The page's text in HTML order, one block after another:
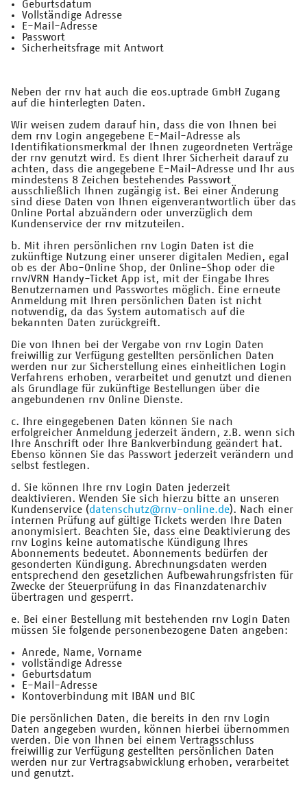
Geburtsdatum
Vollständige Adresse
E-Mail-Adresse
Passwort
Sicherheitsfrage mit Antwort
Neben der rnv hat auch die eos.uptrade GmbH Zugang
auf die hinterlegten Daten.
Wir weisen zudem darauf hin, dass die von Ihnen bei
dem rnv Login angegebene E-Mail-Adresse als
Identifikationsmerkmal der Ihnen zugeordneten Verträge
der rnv genutzt wird. Es dient Ihrer Sicherheit darauf zu
achten, dass die angegebene E-Mail-Adresse und Ihr aus
mindestens 8 Zeichen bestehendes Passwort
ausschließlich Ihnen zugängig ist. Bei einer Änderung
sind diese Daten von Ihnen eigenverantwortlich über das
Online Portal abzuändern oder unverzüglich dem
Kundenservice der rnv mitzuteilen.
b. Mit ihren persönlichen rnv Login Daten ist die
zukünftige Nutzung einer unserer digitalen Medien, egal
ob es der Abo-Online Shop, der Online-Shop oder die
rnv/VRN Handy-Ticket App ist, mit der Eingabe Ihres
Benutzernamen und Passwortes möglich. Eine erneute
Anmeldung mit Ihren persönlichen Daten ist nicht
notwendig, da das System automatisch auf die
bekannten Daten zurückgreift.
Die von Ihnen bei der Vergabe von rnv Login Daten
freiwillig zur Verfügung gestellten persönlichen Daten
werden nur zur Sicherstellung eines einheitlichen Login
Verfahrens erhoben, verarbeitet und genutzt und dienen
als Grundlage für zukünftige Bestellungen über die
angebundenen rnv Online Dienste.
c. Ihre eingegebenen Daten können Sie nach
erfolgreicher Anmeldung jederzeit ändern, z.B. wenn sich
Ihre Anschrift oder Ihre Bankverbindung geändert hat.
Ebenso können Sie das Passwort jederzeit verändern und
selbst festlegen.
d. Sie können Ihre rnv Login Daten jederzeit
deaktivieren. Wenden Sie sich hierzu bitte an unseren
Kundenservice (datenschutz@rnv-online.de). Nach einer
internen Prüfung auf gültige Tickets werden Ihre Daten
anonymisiert. Beachten Sie, dass eine Deaktivierung des
rnv Logins keine automatische Kündigung Ihres
Abonnements bedeutet. Abonnements bedürfen der
gesonderten Kündigung. Abrechnungsdaten werden
entsprechend den gesetzlichen Aufbewahrungsfristen für
Zwecke der Steuerprüfung in das Finanzdatenarchiv
übertragen und gesperrt.
e. Bei einer Bestellung mit bestehenden rnv Login Daten
müssen Sie folgende personenbezogene Daten angeben:
Anrede, Name, Vorname
vollständige Adresse
Geburtsdatum
E-Mail-Adresse
Kontoverbindung mit IBAN und BIC
Die persönlichen Daten, die bereits in den rnv Login
Daten angegeben wurden, können hierbei übernommen
werden. Die von Ihnen bei einem Vertragsschluss
freiwillig zur Verfügung gestellten persönlichen Daten
werden nur zur Vertragsabwicklung erhoben, verarbeitet
und genutzt.